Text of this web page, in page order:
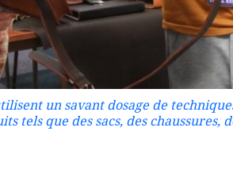
un savant dosage de
tels que des sacs, des chaussures,